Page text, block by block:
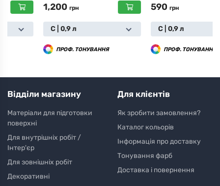
1,200
С | 0,9 л
ПРОФ. ТОНУВАННЯ
590
C | 0,9 л
ПРОФ. ТОНУВАННЯ
Відділи магазину
Матеріали для підготовки
поверхні
Для внутрішніх робіт /
Інтер'єр
Для зовнішніх робіт
Декоративні
Для клієнтів
Як зробити замовлення?
Каталог кольорів
Інформація про доставку
Тонування фарб
Доставка і повернення